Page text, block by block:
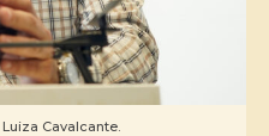
Cavalcante.